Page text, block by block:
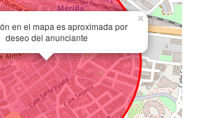
en el mapa es aproximada por
deseo del anunciante
×